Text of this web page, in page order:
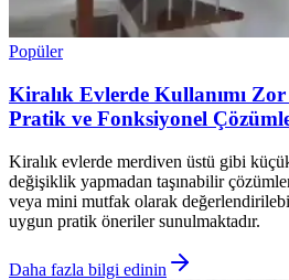
Popüler
Kiralık Evlerde Kullanımı
Pratik ve Fonksiyonel
Kiralık evlerde merdiven üstü gibi
değişiklik yapmadan taşınabilir
veya mini mutfak olarak
uygun pratik öneriler sunulmaktadır.
Daha fazla bilgi edinin